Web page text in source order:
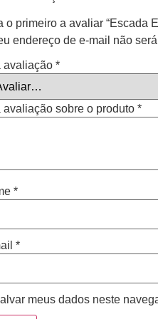
o primeiro a avaliar “Escada
endereço de e-mail não
avaliação*
avaliação sobre o produto*
*
*
meus dados neste